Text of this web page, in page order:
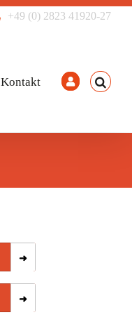
+49 (0) 2823 41920-27
Kontakt